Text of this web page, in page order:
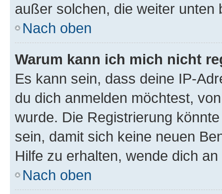
außer solchen, die weiter unten
Nach oben
Warum kann ich mich nicht
Es kann sein, dass deine IP-
du dich anmelden möchtest,
wurde. Die Registrierung
sein, damit sich keine neuen
Hilfe zu erhalten, wende dich
Nach oben